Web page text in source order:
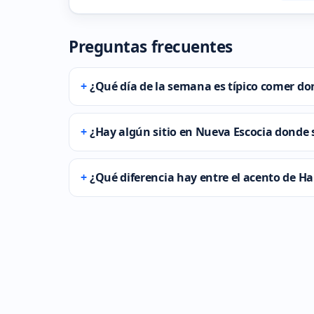
Preguntas frecuentes
¿Qué día de la semana es típico comer
¿Hay algún sitio en Nueva Escocia
¿Qué diferencia hay entre el acento de